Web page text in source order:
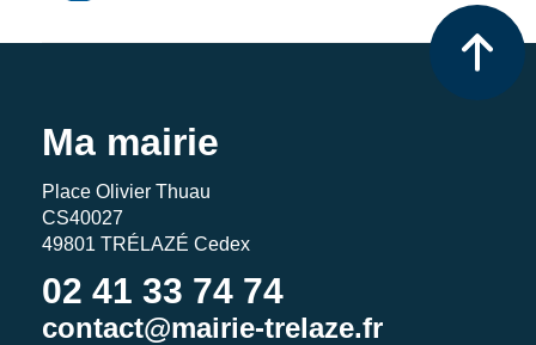
Ma mairie
Place Olivier Thuau
CS40027
49801 TRÉLAZÉ Cedex
02 41 33 74 74
contact@mairie-trelaze.fr